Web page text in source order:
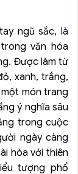
ngũ sắc, là
văn hóa
Được làm từ
xanh, trắng,
món trang
ý nghĩa sâu
trong cuộc
ngày càng
hòa với thiên
tượng phổ